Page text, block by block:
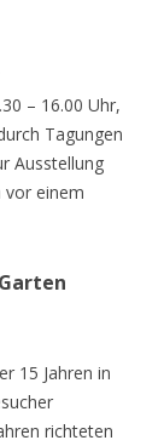
– 16.00 Uhr,
Tagungen
Ausstellung
vor einem
15 Jahren in
richteten